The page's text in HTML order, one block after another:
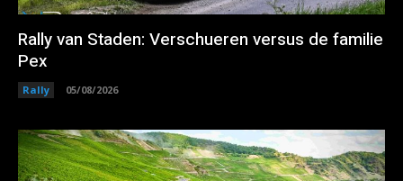
Rally van Staden: Verschueren versus de familie
Pex
Rally 05/08/2026